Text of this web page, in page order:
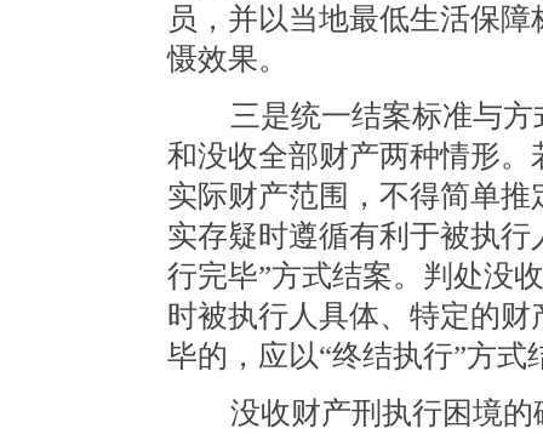
员，并以当地最低生活保
慑效果。
三是统一结案标准与方
和没收全部财产两种情形
实际财产范围，不得简单
实存疑时遵循有利于被执行
行完毕”方式结案。判处没
时被执行人具体、特定的
毕的，应以“终结执行”方
没收财产刑执行困境的